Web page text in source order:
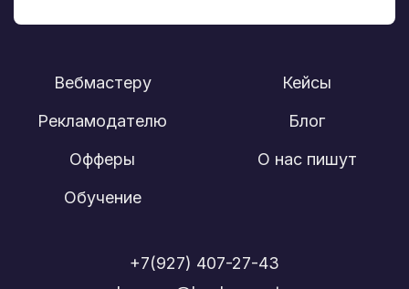
Вебмастеру
Рекламодателю
Офферы
Обучение
Кейсы
Блог
О нас пишут
+7(927) 407-27-43